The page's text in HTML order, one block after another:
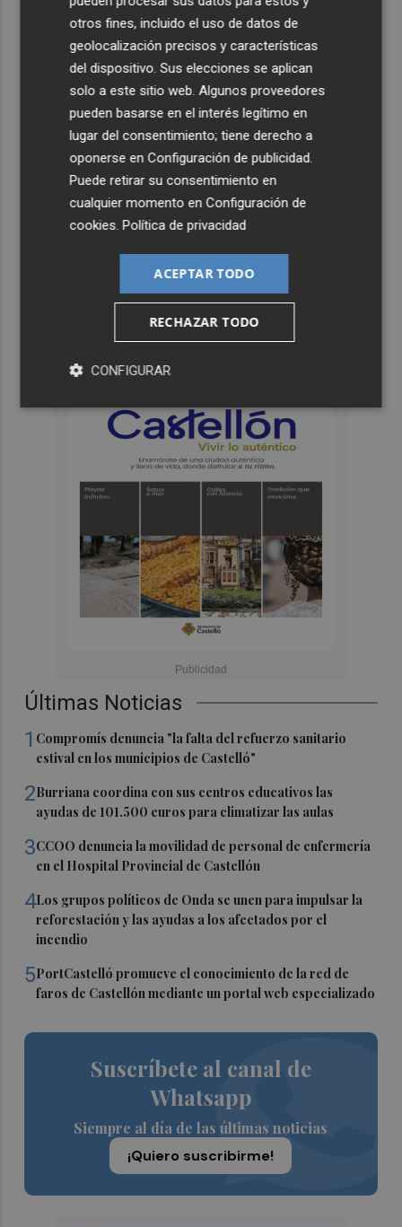
Últimas Noticias
1 Compromís denuncia "la falta del refuerzo sanitario
estival en los municipios de Castelló"
2Burriana coordina con sus centros educativos las
ayudas de 101.500 euros para climatizar las aulas
3CCOO denuncia la movilidad de personal de enfermería
en el Hospital Provincial de Castellón
4Los grupos políticos de Onda se unen para impulsar la
reforestación y las ayudas a los afectados por el
incendio
5PortCastelló promueve el conocimiento de la red de
faros de Castellón mediante un portal web especializado
Suscríbete al canal de
Whatsapp
Siempre al día de las últimas noticias
¡Quiero suscribirme!
otros fines, incluido el uso de datos de
geolocalización precisos y características
del dispositivo. Sus elecciones se aplican
solo a este sitio web. Algunos proveedores
pueden basarse en el interés legítimo en
lugar del consentimiento; tiene derecho a
oponerse enConfiguración de publicidad
Puede retirar su consentimiento en
cualquier momento enConfiguración de
cookies .Política de privacidad
ACEPTAR TODO
RECHAZAR TODO
CONFIGURAR